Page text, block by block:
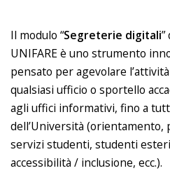
Il modulo “Segreterie digitali
UNIFARE è uno strumento
pensato per agevolare
qualsiasi ufficio o sportello
agli uffici informativi, fino a
dell’Università (orientamento,
servizi studenti, studenti
accessibilità / inclusione, ecc.).